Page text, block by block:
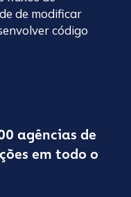
de modificar
código
agências de
em todo o